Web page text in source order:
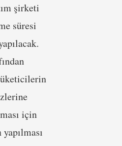
şirketi
süresi
için